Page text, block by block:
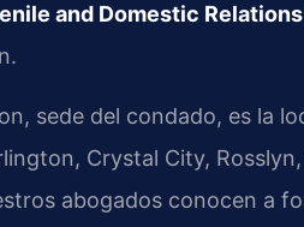
and Domestic
sede del condado, es la
Crystal City,
abogados conocen a